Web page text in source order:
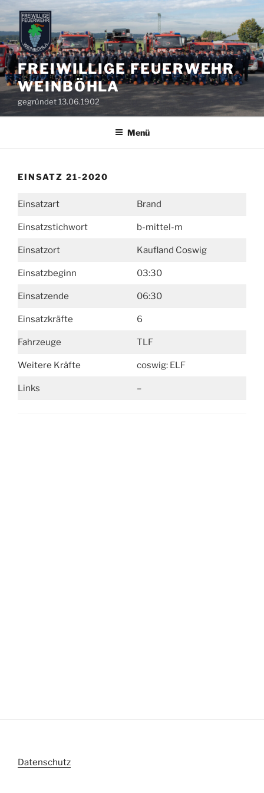
Inhalt
springen
FREIWILLIGE FEUERWEHR
WEINBÖHLA
gegründet 13.06.1902
Menü
EINSATZ 21-2020
Einsatzart Brand
Einsatzstichwort b-mittel-m
Einsatzort Kaufland Coswig
Einsatzbeginn 03:30
Einsatzende 06:30
Einsatzkräfte 6
Fahrzeuge TLF
Weitere Kräfte coswig: ELF
Links –
Datenschutz